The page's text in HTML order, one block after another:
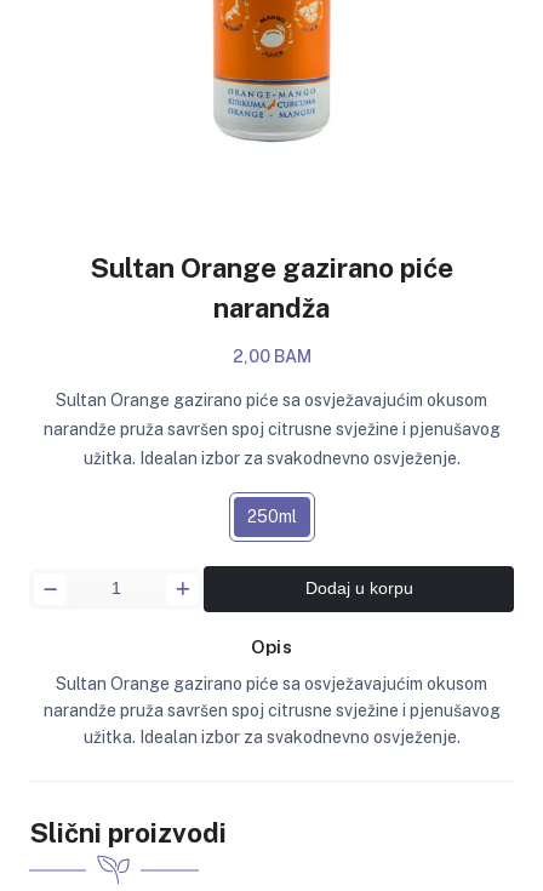
Sultan Orange gazirano piće
narandža
2,00 BAM
Sultan Orange gazirano piće sa osvježavajućim okusom
narandže pruža savršen spoj citrusne svježine i pjenušavog
užitka. Idealan izbor za svakodnevno osvježenje.
250ml
Dodaj u korpu
Opis
Sultan Orange gazirano piće sa osvježavajućim okusom
narandže pruža savršen spoj citrusne svježine i pjenušavog
užitka. Idealan izbor za svakodnevno osvježenje.
Slični proizvodi